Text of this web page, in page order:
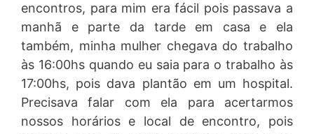
encontros, para mim era fácil pois passava a
manhã e parte da tarde em casa e ela
também, minha mulher chegava do trabalho
às 16:00hs quando eu saia para o trabalho às
17:00hs, pois dava plantão em um hospital.
Precisava falar com ela para acertarmos
nossos horários e local de encontro, pois